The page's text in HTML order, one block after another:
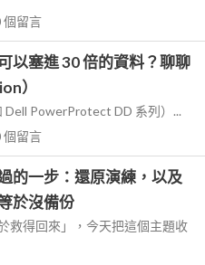
個留言
以塞進 30 倍的資料？聊聊
）
PowerProtect DD 系列）...
個留言
的一步：還原演練，以及
於沒備份
救得回來」，今天把這個主題收